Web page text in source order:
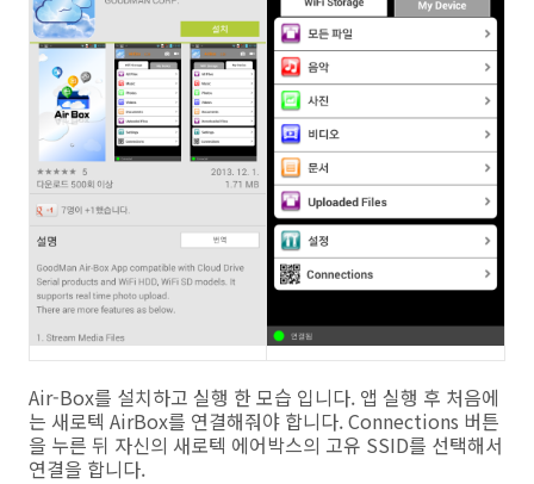
Air-Box를 설치하고 실행 한 모습 입니다. 앱 실행 후 처음에
는 새로텍 AirBox를 연결해줘야 합니다. Connections 버튼
을 누른 뒤 자신의 새로텍 에어박스의 고유 SSID를 선택해서
연결을 합니다.